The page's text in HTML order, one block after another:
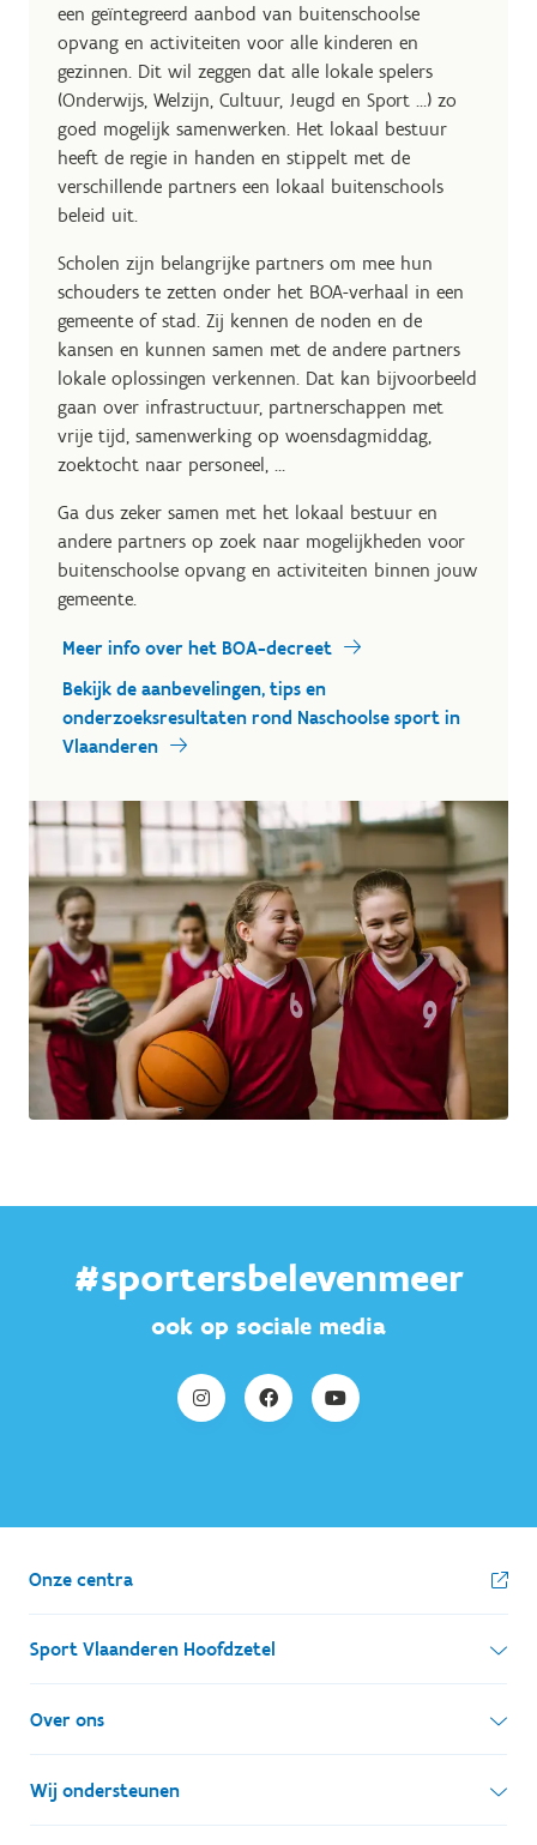
een geïntegreerd aanbod van buitenschoolse
opvang en activiteiten voor alle kinderen en
gezinnen. Dit wil zeggen dat alle lokale spelers
(Onderwijs, Welzijn, Cultuur, Jeugd en Sport …) zo
goed mogelijk samenwerken. Het lokaal bestuur
heeft de regie in handen en stippelt met de
verschillende partners een lokaal buitenschools
beleid uit.
Scholen zijn belangrijke partners om mee hun
schouders te zetten onder het BOA-verhaal in een
gemeente of stad. Zij kennen de noden en de
kansen en kunnen samen met de andere partners
lokale oplossingen verkennen. Dat kan bijvoorbeeld
gaan over infrastructuur, partnerschappen met
vrije tijd, samenwerking op woensdagmiddag,
zoektocht naar personeel, …
Ga dus zeker samen met het lokaal bestuur en
andere partners op zoek naar mogelijkheden voor
buitenschoolse opvang en activiteiten binnen jouw
gemeente.
Meer info over het BOA-decreet
Bekijk de aanbevelingen, tips en
onderzoeksresultaten rond Naschoolse sport in
Vlaanderen
#sportersbelevenmeer
ook op sociale media
Onze centra
Sport Vlaanderen Hoofdzetel
Simon Bolivarlaan 17
1000 Brussel
Ondernemingsnummer: BE 0248.142.826
Over ons
Wie zijn we, wat doen we
Onze centra
Wij ondersteunen